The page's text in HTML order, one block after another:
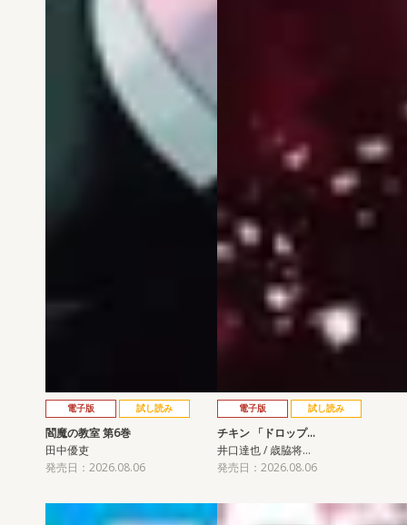
電子版 試し読み
閻魔の教室 第6巻
田中優吏
発売日：2026.08.06
電子版 試し読み
チキン 「ドロップ…
井口達也 / 歳脇将…
発売日：2026.08.06